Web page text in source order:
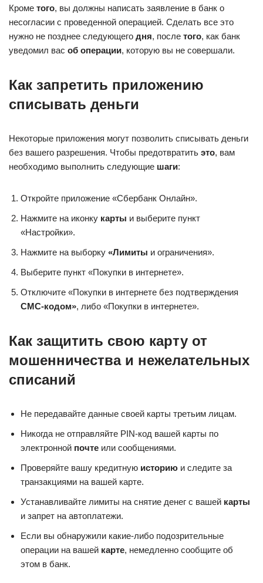
Кроме того, вы должны написать заявление в банк о
несогласии с проведенной операцией. Сделать все это
нужно не позднее следующего дня, после того, как банк
уведомил вас об операции, которую вы не совершали.
Как запретить приложению
списывать деньги
Некоторые приложения могут позволить списывать деньги
без вашего разрешения. Чтобы предотвратить это, вам
необходимо выполнить следующие шаги:
Откройте приложение «Сбербанк Онлайн».
Нажмите на иконку карты и выберите пункт
«Настройки».
Нажмите на выборку «Лимиты и ограничения».
Выберите пункт «Покупки в интернете».
Отключите «Покупки в интернете без подтверждения
СМС-кодом», либо «Покупки в интернете».
Как защитить свою карту от
мошенничества и нежелательных
списаний
Не передавайте данные своей карты третьим лицам.
Никогда не отправляйте PIN-код вашей карты по
электронной почте или сообщениями.
Проверяйте вашу кредитную историю и следите за
транзакциями на вашей карте.
Устанавливайте лимиты на снятие денег с вашей карты
и запрет на автоплатежи.
Если вы обнаружили какие-либо подозрительные
операции на вашей карте, немедленно сообщите об
этом в банк.